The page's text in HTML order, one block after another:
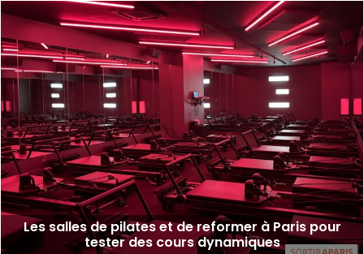
Les salles de pilates et de reformer à Paris pour
tester des cours dynamiques